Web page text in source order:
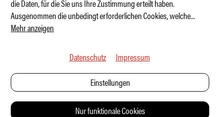
die Daten, für die Sie uns Ihre Zustimmung erteilt haben.
Ausgenommen die unbedingt erforderlichen Cookies, welche...
Mehr anzeigen
Datenschutz Impressum
Einstellungen
Nur funktionale Cookies